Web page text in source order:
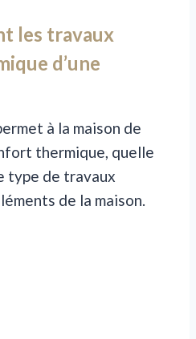
les travaux
d’une
à la maison de
thermique, quelle
type de travaux
de la maison.